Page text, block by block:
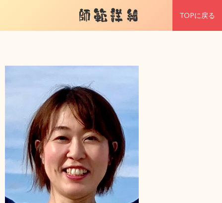
師範詳細 TOPに戻る